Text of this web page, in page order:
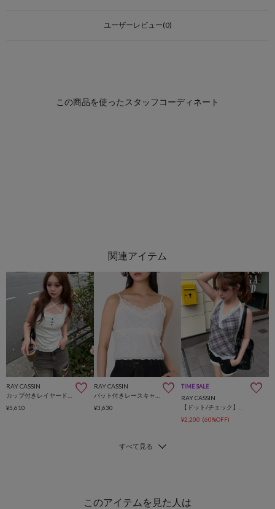
ユーザーレビュー(0)
RAY CASSIN
カップ付きレイヤードキャミソール / ヘンリーネックタンクトップ
¥5,610
RAY CASSIN
パット付きレースキャミソール
¥3,630
TIME SALE
RAY CASSIN
【ドット/チェック】ホルターネックレースTシャツ
¥2,200 (60%OFF)
このアイテムを見た人は